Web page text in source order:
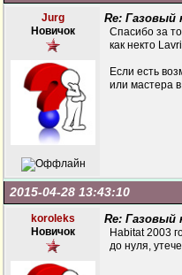
Jurg
Новичок
Re: Газовый
Спасибо за
как некто
Если есть
или мастера
2015-04-28 13:43:10
koroleks
Новичок
Re: Газовый
Habitat 2003
до нуля,